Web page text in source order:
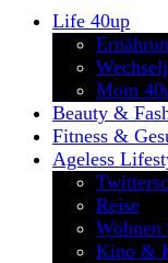
Life 40up
Mom
Beauty &
Fitness &
Ageless
Reise
Kino &